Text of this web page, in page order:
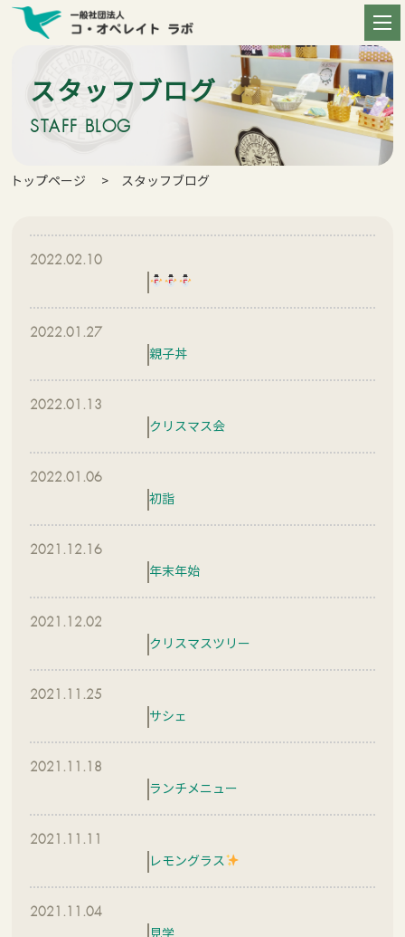
スタッフブログ
STAFF BLOG
トップページ スタッフブログ
2022.02.10
2022.01.27
親子丼
2022.01.13
クリスマス会
2022.01.06
初詣
2021.12.16
年末年始
2021.12.02
クリスマスツリー
2021.11.25
サシェ
2021.11.18
ランチメニュー
2021.11.11
レモングラス
2021.11.04
見学